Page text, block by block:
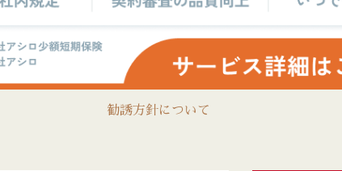
勧誘方針について